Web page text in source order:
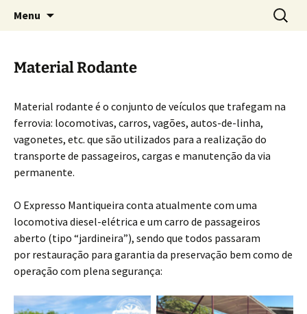
Expresso Mantiqueira
Menu
Search
for:
Material Rodante
Material rodante é o conjunto de veículos que trafegam na
ferrovia: locomotivas, carros, vagões, autos-de-linha,
vagonetes, etc. que são utilizados para a realização do
transporte de passageiros, cargas e manutenção da via
permanente.
O Expresso Mantiqueira conta atualmente com uma
locomotiva diesel-elétrica e um carro de passageiros
aberto (tipo “jardineira”), sendo que todos passaram
por restauração para garantia da preservação bem como de
operação com plena segurança: